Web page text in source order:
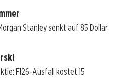
Stanley senkt auf 85 Dollar
F126-Ausfall kostet 15